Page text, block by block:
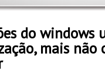
do windows
mais não